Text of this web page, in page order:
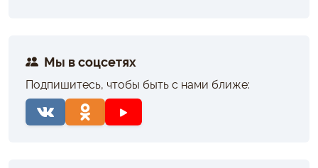
Мы в соцсетях
Подпишитесь, чтобы быть с нами ближе: